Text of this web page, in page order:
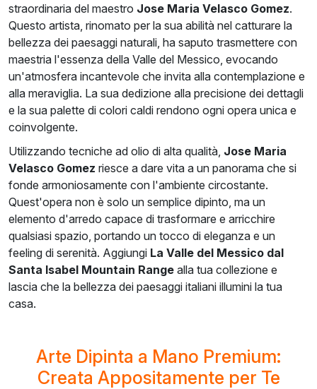
straordinaria del maestro Jose Maria Velasco Gomez.
Questo artista, rinomato per la sua abilità nel catturare la
bellezza dei paesaggi naturali, ha saputo trasmettere con
maestria l'essenza della Valle del Messico, evocando
un'atmosfera incantevole che invita alla contemplazione e
alla meraviglia. La sua dedizione alla precisione dei dettagli
e la sua palette di colori caldi rendono ogni opera unica e
coinvolgente.
Utilizzando tecniche ad olio di alta qualità, Jose Maria
Velasco Gomez riesce a dare vita a un panorama che si
fonde armoniosamente con l'ambiente circostante.
Quest'opera non è solo un semplice dipinto, ma un
elemento d'arredo capace di trasformare e arricchire
qualsiasi spazio, portando un tocco di eleganza e un
feeling di serenità. Aggiungi La Valle del Messico dal
Santa Isabel Mountain Range alla tua collezione e
lascia che la bellezza dei paesaggi italiani illumini la tua
casa.
Arte Dipinta a Mano Premium:
Creata Appositamente per Te